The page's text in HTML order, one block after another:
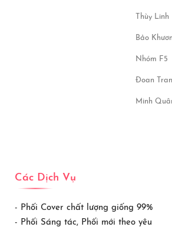
Thùy Linh
Bảo
Nhóm F5
Đoan
Minh
Các Dịch Vụ
- Phối Cover chất lượng giống 99%
- Phối Sáng tác, Phối mới theo yêu